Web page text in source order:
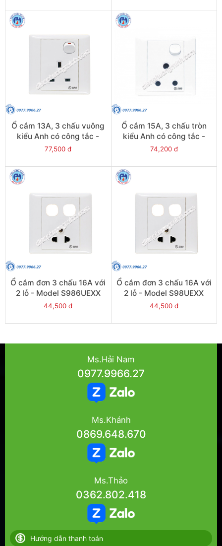
Ổ cắm 13A, 3 chấu vuông
kiểu Anh có công tắc -
Model S9813S
77,500 đ
Ổ cắm 15A, 3 chấu tròn
kiểu Anh có công tắc -
Model S9815S
74,200 đ
Ổ cắm đơn 3 chấu 16A với
2 lỗ - Model S986UEXX
44,500 đ
Ổ cắm đơn 3 chấu 16A với
2 lỗ - Model S98UEXX
44,500 đ
Ms.Hải Nam
0977.9966.27
Ms.Khánh
0869.648.670
Ms.Thảo
0362.802.418
Hướng dẫn thanh toán